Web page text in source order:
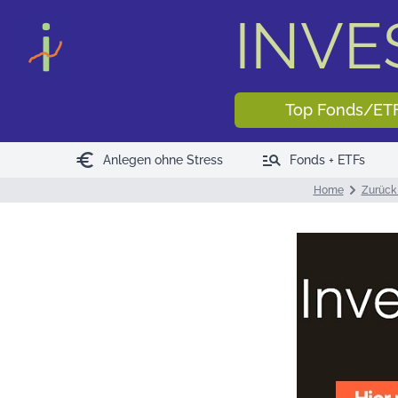
Top Fonds/
euro Anlegen ohne Stress manage_search Fonds + ETFs
Home Zurück